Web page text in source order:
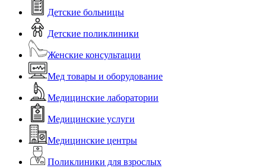
Детские больницы
Детские поликлиники
Женские консультации
Мед товары и оборудование
Медицинские лаборатории
Медицинские услуги
Медицинские центры
Поликлиники для взрослых